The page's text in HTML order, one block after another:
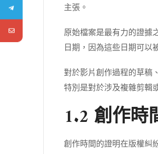
主張。
原始檔案是最有力的證據
日期，因為這些日期可以
對於影片創作過程的草稿
特別是對於涉及複雜剪輯
1.2 創作時
創作時間的證明在版權糾